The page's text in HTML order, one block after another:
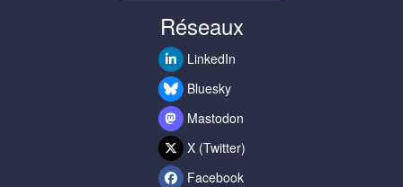
Réseaux
LinkedIn
Bluesky
Mastodon
X (Twitter)
Facebook